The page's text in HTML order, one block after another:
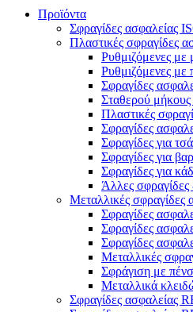
Προϊόντα
Σφραγίδες ασφαλείας
Πλαστικές σφραγίδες
Ρυθμιζόμενες με
Ρυθμιζόμενες με
Σφραγίδες
Σταθερού
Πλαστικές
Σφραγίδες
Σφραγίδες για
Σφραγίδες για
Σφραγίδες για
Άλλες
Μεταλλικές σφραγίδες
Σφραγίδες
Σφραγίδες
Σφραγίδες
Μεταλλικές
Σφράγιση με
Μεταλλικά
Σφραγίδες ασφαλείας